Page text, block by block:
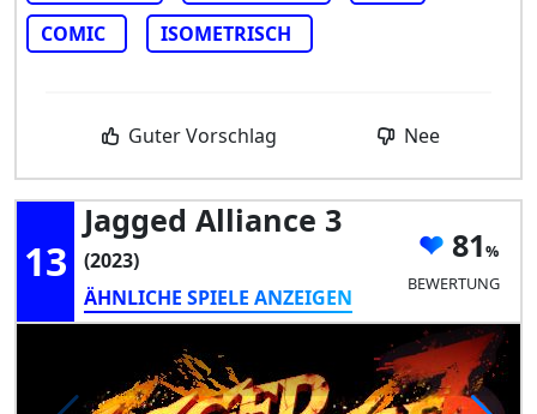
COMIC
ISOMETRISCH
Guter Vorschlag Nee
13
Jagged Alliance 3
(2023)
ÄHNLICHE SPIELE ANZEIGEN
81
BEWERTUNG